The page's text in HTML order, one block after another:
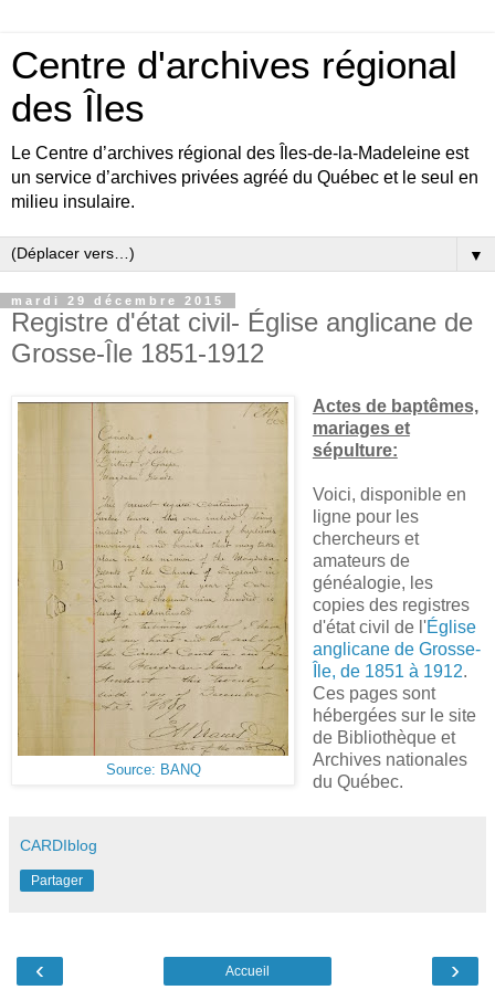
Centre d'archives régional
des Îles
Le Centre d’archives régional des Îles-de-la-Madeleine est
un service d’archives privées agréé du Québec et le seul en
milieu insulaire.
▼
mardi 29 décembre 2015
Registre d'état civil- Église anglicane de
Grosse-Île 1851-1912
Source: BANQ
Actes de baptêmes,
mariages et
sépulture:
Voici, disponible en
ligne pour les
chercheurs et
amateurs de
généalogie, les
copies des registres
d'état civil de l'Église
anglicane de Grosse-
Île, de 1851 à 1912.
Ces pages sont
hébergées sur le site
de Bibliothèque et
Archives nationales
du Québec.
CARDIblog
Partager
‹ ›
Accueil